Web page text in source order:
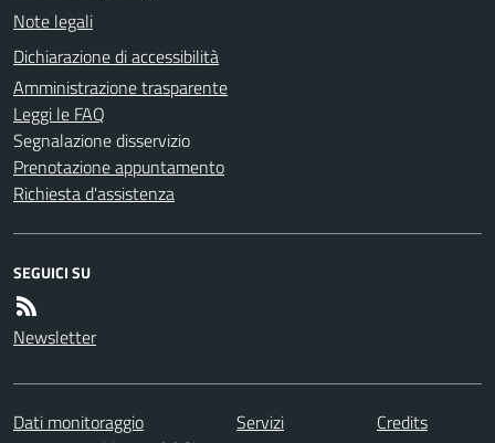
Note legali
Dichiarazione di accessibilità
Amministrazione trasparente
Leggi le FAQ
Segnalazione disservizio
Prenotazione appuntamento
Richiesta d'assistenza
SEGUICI SU
Newsletter
Dati monitoraggio Servizi
Credits